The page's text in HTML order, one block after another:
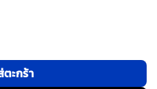
Air - สี Clear ชิ้น
ะกร้า